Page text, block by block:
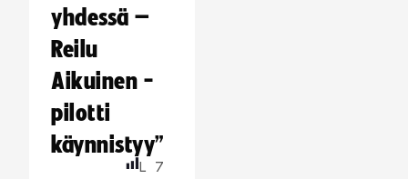
yhdessä –
Reilu
Aikuinen -
pilotti
käynnistyy”
L 7